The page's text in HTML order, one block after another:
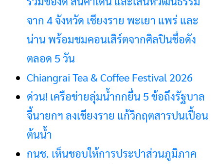
จาก 4 จังหวัด เชียงราย พะเยา แพร่ และ
น่าน พร้อมชมคอนเสิร์ตจากศิลปินชื่อดัง
ตลอด 5 วัน
Chiangrai Tea & Coffee Festival 2026
ด่วน! เครือข่ายลุ่มน้ำกกยื่น 5 ข้อถึงรัฐบาล
จี้นายกฯ ลงเชียงราย แก้วิกฤตสารปนเปื้อน
ต้นน้ำ
กนช. เห็นชอบให้การประปาส่วนภูมิภาค